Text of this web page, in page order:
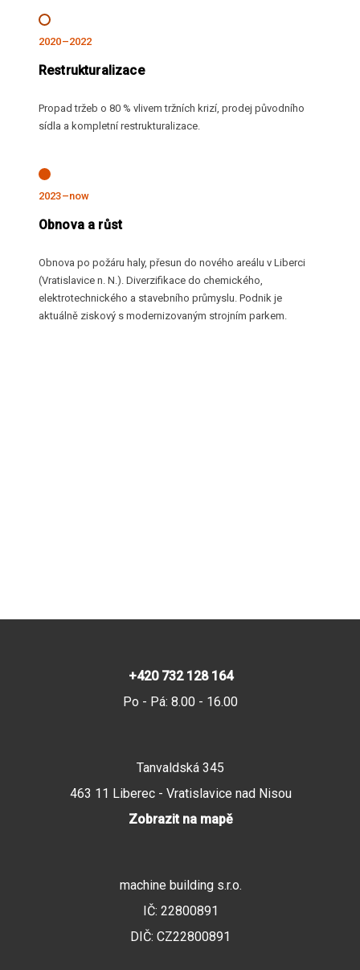
2020–2022
Restrukturalizace
Propad tržeb o 80 % vlivem tržních krizí, prodej původního
sídla a kompletní restrukturalizace.
2023–now
Obnova a růst
Obnova po požáru haly, přesun do nového areálu v Liberci
(Vratislavice n. N.). Diverzifikace do chemického,
elektrotechnického a stavebního průmyslu. Podnik je
aktuálně ziskový s modernizovaným strojním parkem.
+420 732 128 164
Po - Pá: 8.00 - 16.00
machine building s.r.o.
IČ: 22800891
DIČ: CZ22800891
Tanvaldská 345
463 11 Liberec - Vratislavice nad Nisou
Zobrazit na mapě